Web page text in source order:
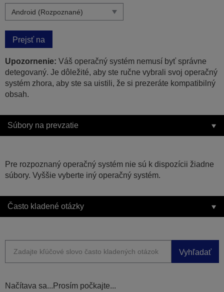
Prejsť na
Upozornenie: Váš operačný systém nemusí byť správne
detegovaný. Je dôležité, aby ste ručne vybrali svoj operačný
systém zhora, aby ste sa uistili, že si prezeráte kompatibilný
obsah.
Súbory na prevzatie
Pre rozpoznaný operačný systém nie sú k dispozícii žiadne
súbory. Vyššie vyberte iný operačný systém.
Často kladené otázky
Vyhľadať
Načítava sa...Prosím počkajte...